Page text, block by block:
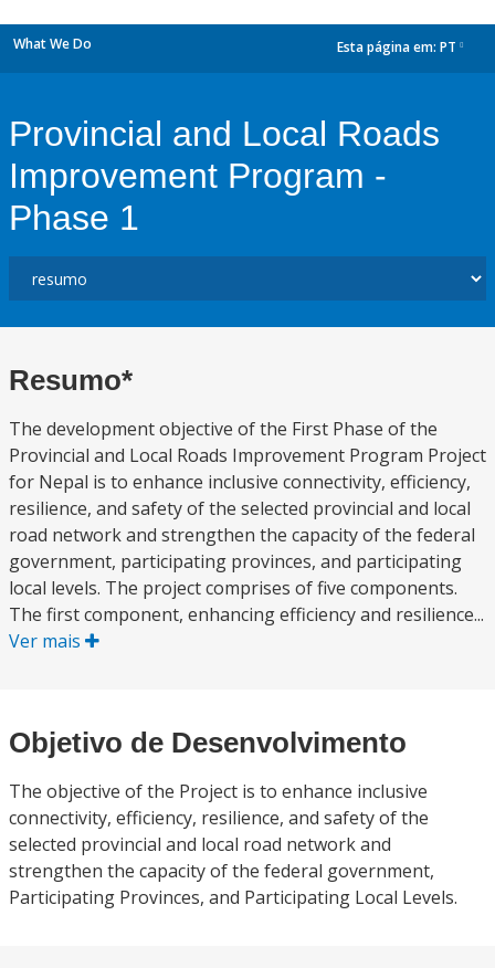
What We Do Esta página em: PT
Provincial and Local Roads
Improvement Program -
Phase 1
Resumo*
The development objective of the First Phase of the
Provincial and Local Roads Improvement Program Project
for Nepal is to enhance inclusive connectivity, efficiency,
resilience, and safety of the selected provincial and local
road network and strengthen the capacity of the federal
government, participating provinces, and participating
local levels. The project comprises of five components.
The first component, enhancing efficiency and resilience...
Ver mais
Objetivo de Desenvolvimento
The objective of the Project is to enhance inclusive
connectivity, efficiency, resilience, and safety of the
selected provincial and local road network and
strengthen the capacity of the federal government,
Participating Provinces, and Participating Local Levels.